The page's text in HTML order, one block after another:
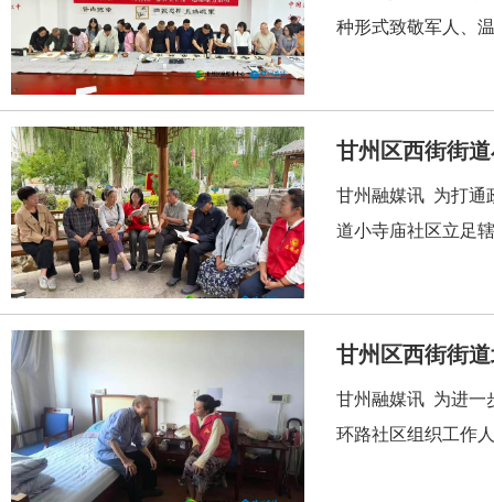
种形式致敬军人、
甘州区西街街
甘州融媒讯 为打通
道小寺庙社区立足
甘州区西街街
甘州融媒讯 为进一
环路社区组织工作